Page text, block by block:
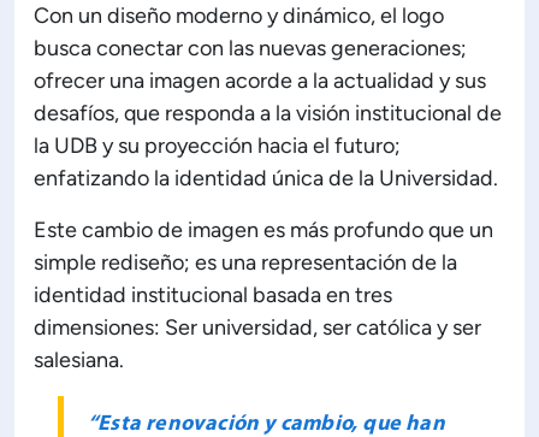
Con un diseño moderno y dinámico, el logo
busca conectar con las nuevas generaciones;
ofrecer una imagen acorde a la actualidad y sus
desafíos, que responda a la visión institucional de
la UDB y su proyección hacia el futuro;
enfatizando la identidad única de la Universidad.
Este cambio de imagen es más profundo que un
simple rediseño; es una representación de la
identidad institucional basada en tres
dimensiones: Ser universidad, ser católica y ser
salesiana.
“Esta renovación y cambio, que han